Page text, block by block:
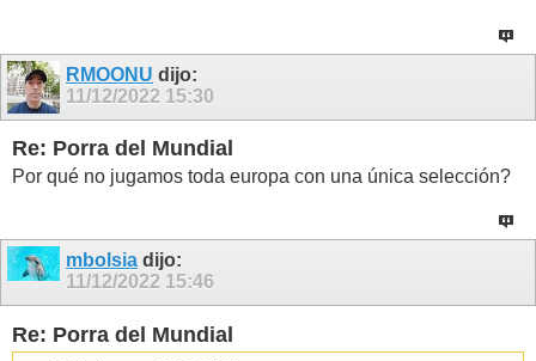
RMOONU dijo:
11/12/2022 15:30
Re: Porra del Mundial
Por qué no jugamos toda europa con una única selección?
mbolsia dijo:
11/12/2022 15:46
Re: Porra del Mundial